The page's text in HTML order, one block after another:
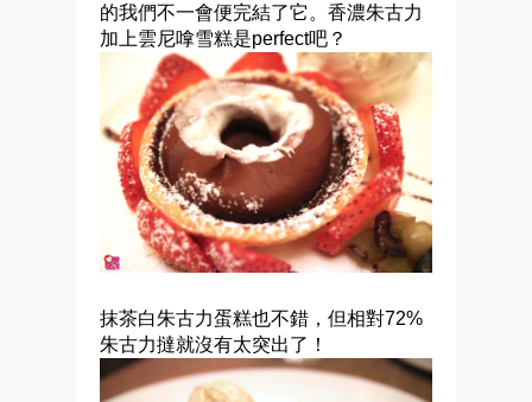
的我們不一會便完結了它。香濃朱古力
加上雲尼嗱雪糕是perfect吧？
抹茶白朱古力蛋糕也不錯，但相對72%
朱古力撻就沒有太突出了！